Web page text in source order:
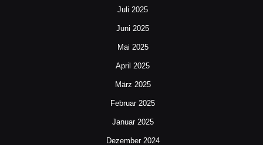
Juli 2025
Juni 2025
Mai 2025
April 2025
März 2025
Februar 2025
Januar 2025
Dezember 2024